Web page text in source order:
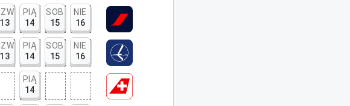
13
PIĄ
14
SOB
15
NIE
16
13
PIĄ
14
SOB
15
NIE
16
PIĄ
14